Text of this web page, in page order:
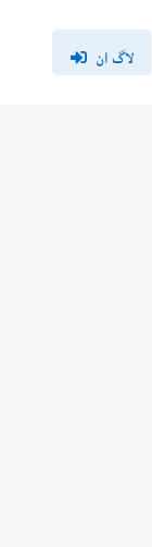
لاگ ان